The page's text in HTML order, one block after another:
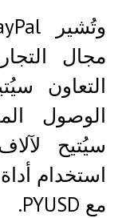
مجال
سيُتيح
استخدام
مع PYUSD.